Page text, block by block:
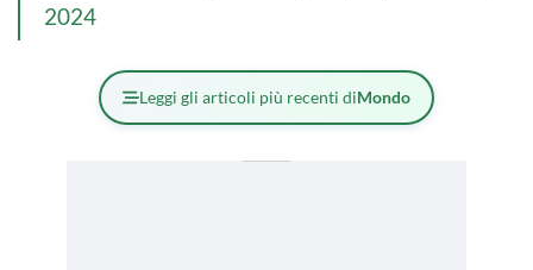
2024
Leggi gli articoli più recenti diMondo